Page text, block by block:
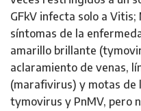
GFkV infecta solo a Vitis;
síntomas de la
amarillo brillante
aclaramiento de venas,
(marafivirus) y motas de
tymovirus y PnMV, pero